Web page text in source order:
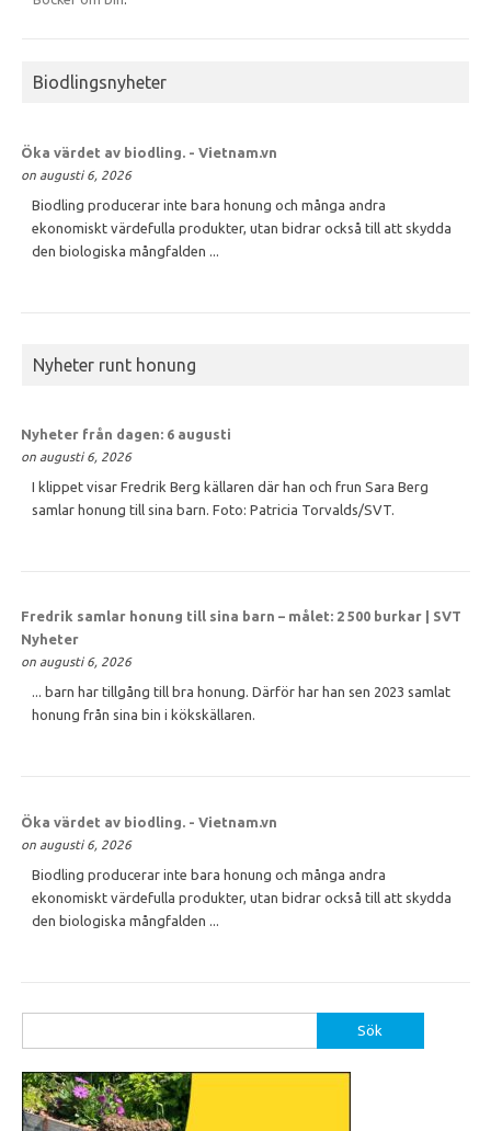
Biodlingsnyheter
Öka värdet av biodling. - Vietnam.vn
on augusti 6, 2026
Biodling producerar inte bara honung och många andra
ekonomiskt värdefulla produkter, utan bidrar också till att skydda
den biologiska mångfalden ...
Nyheter runt honung
Nyheter från dagen: 6 augusti
on augusti 6, 2026
I klippet visar Fredrik Berg källaren där han och frun Sara Berg
samlar honung till sina barn. Foto: Patricia Torvalds/SVT.
Fredrik samlar honung till sina barn – målet: 2 500 burkar | SVT
Nyheter
on augusti 6, 2026
... barn har tillgång till bra honung. Därför har han sen 2023 samlat
honung från sina bin i kökskällaren.
Öka värdet av biodling. - Vietnam.vn
on augusti 6, 2026
Biodling producerar inte bara honung och många andra
ekonomiskt värdefulla produkter, utan bidrar också till att skydda
den biologiska mångfalden ...
efter: